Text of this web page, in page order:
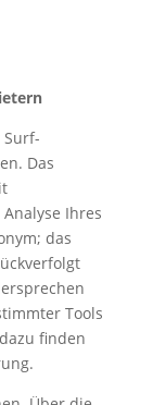
Das
Ihres
das
Tools
finden